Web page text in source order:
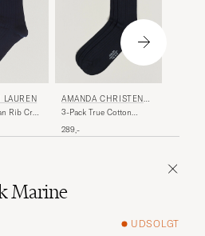
LAUREN
Rib Crew
AMANDA CHRISTENSE
N
3-Pack True Cotton
289,-
Marine
UDSOLGT